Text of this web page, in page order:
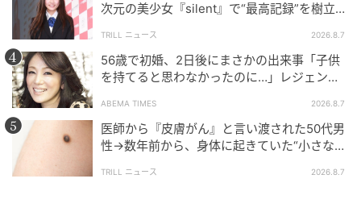
次元の美少女『silent』で“最高記録”を樹立し
TRILL ニュース 2026.8.7
56歳で初婚、2日後にまさかの出来事「子供
を持てると思わなかったのに…」レジェンド
ABEMA TIMES 2026.8.7
医師から『皮膚がん』と言い渡された50代男
性→数年前から、身体に起きていた“小さな異
TRILL ニュース 2026.8.7